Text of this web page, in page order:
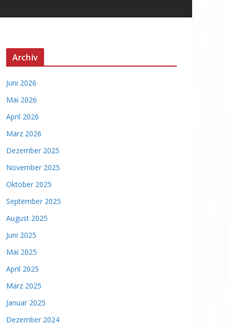
Archiv
Juni 2026
Mai 2026
April 2026
März 2026
Dezember 2025
November 2025
Oktober 2025
September 2025
August 2025
Juni 2025
Mai 2025
April 2025
März 2025
Januar 2025
Dezember 2024